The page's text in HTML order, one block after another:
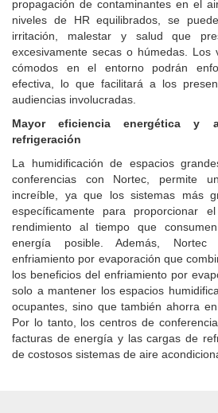
propagación de contaminantes en el
niveles de HR equilibrados, se
irritación, malestar y salud que
excesivamente secas o húmedas. Los
cómodos en el entorno podrán
efectiva, lo que facilitará a los
audiencias involucradas.
Mayor eficiencia energética y
refrigeración
La humidificación de espacios
conferencias con Nortec, permite
increíble, ya que los sistemas más
específicamente para proporcionar
rendimiento al tiempo que
energía posible. Además,
enfriamiento por evaporación que
los beneficios del enfriamiento por
solo a mantener los espacios
ocupantes, sino que también ahorra
Por lo tanto, los centros de
facturas de energía y las cargas de
de costosos sistemas de aire